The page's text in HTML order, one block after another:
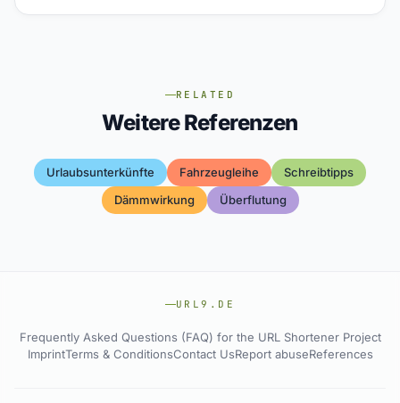
RELATED
Weitere Referenzen
Urlaubsunterkünfte Fahrzeugleihe
Schreibtipps
Dämmwirkung
Überflutung
URL9.DE
Frequently Asked Questions (FAQ) for the URL Shortener Project
ImprintTerms & ConditionsContact UsReport abuseReferences